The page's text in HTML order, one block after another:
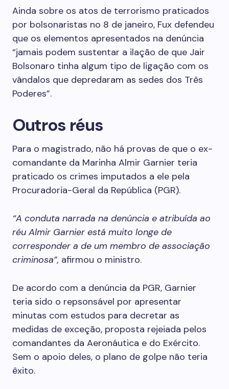
Ainda sobre os atos de terrorismo praticados
por bolsonaristas no 8 de janeiro, Fux defendeu
que os elementos apresentados na denúncia
“jamais podem sustentar a ilação de que Jair
Bolsonaro tinha algum tipo de ligação com os
vândalos que depredaram as sedes dos Três
Poderes”.
Outros réus
Para o magistrado, não há provas de que o ex-
comandante da Marinha Almir Garnier teria
praticado os crimes imputados a ele pela
Procuradoria-Geral da República (PGR).
“A conduta narrada na denúncia e atribuída ao
réu Almir Garnier está muito longe de
corresponder a de um membro de associação
criminosa”, afirmou o ministro.
De acordo com a denúncia da PGR, Garnier
teria sido o repsonsável por apresentar
minutas com estudos para decretar as
medidas de exceção, proposta rejeiada pelos
comandantes da Aeronáutica e do Exército.
Sem o apoio deles, o plano de golpe não teria
êxito.